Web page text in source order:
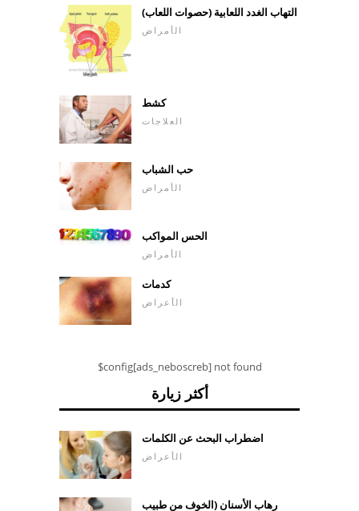
التهاب الغدد اللعابية (حصوات اللعاب)
الأمراض
كشط
العلاجات
حب الشباب
الأمراض
الحس المواكب
الأمراض
كدمات
الأعراض
$config[ads_neboscreb] not found
أكثر زيارة
اضطراب البحث عن الكلمات
الأعراض
رهاب الأسنان (الخوف من طبيب